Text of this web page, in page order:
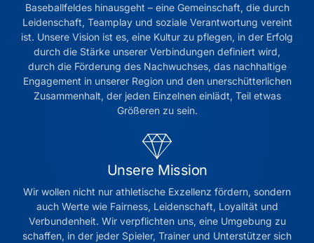
Baseballfeldes hinausgeht – eine Gemeinschaft, die durch
Leidenschaft, Teamplay und soziale Verantwortung vereint
ist. Unsere Vision ist es, eine Kultur zu pflegen, in der Erfolg
durch die Stärke unserer Verbindungen definiert wird,
durch die Förderung des Nachwuchses, das nachhaltige
Engagement in unserer Region und den unerschütterlichen
Zusammenhalt, der jeden Einzelnen einlädt, Teil etwas
Größeren zu sein.
Unsere Mission
Wir wollen nicht nur athletische Exzellenz fördern, sondern
auch Werte wie Fairness, Leidenschaft, Loyalität und
Verbundenheit. Wir verpflichten uns, eine Umgebung zu
schaffen, in der jeder Spieler, Trainer und Unterstützer sich